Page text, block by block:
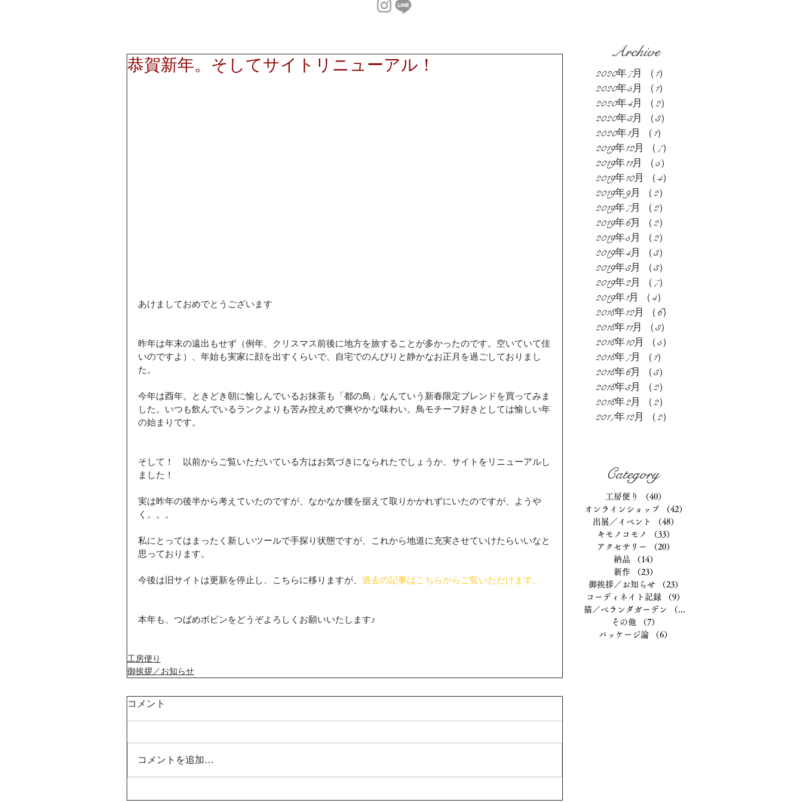
恭賀新年。そしてサイトリニューアル！
あけましておめでとうございます
昨年は年末の遠出もせず（例年、クリスマス前後に地方を旅することが多かったのです。空いていて佳
いのですよ）、年始も実家に顔を出すくらいで、自宅でのんびりと静かなお正月を過ごしておりまし
た。
今年は酉年。ときどき朝に愉しんでいるお抹茶も「都の鳥」なんていう新春限定ブレンドを買ってみま
した。いつも飲んでいるランクよりも苦み控えめで爽やかな味わい。鳥モチーフ好きとしては愉しい年
の始まりです。
そして！　以前からご覧いただいている方はお気づきになられたでしょうか、サイトをリニューアルし
ました！
実は昨年の後半から考えていたのですが、なかなか腰を据えて取りかかれずにいたのですが、ようや
く。。。
私にとってはまったく新しいツールで手探り状態ですが、これから地道に充実させていけたらいいなと
思っております。
今後は旧サイトは更新を停止し、こちらに移りますが、 過去の記事はこちらからご覧いただけます。
本年も、つばめボビンをどうぞよろしくお願いいたします♪
工房便り
御挨拶／お知らせ
コメント
コメントを追加…
工房便り （40）
オンラインショップ
（42）
出展／イベント
（48）
キモノコモノ
（33）
アクセサリー
（20）
納品
（14）
新作
（23）
御挨拶／お知らせ
（23）
コーディネイト記録
（9）
猫／ベランダガーデン
（13）
その他
（7）
パッケージ論
（6）
2020年7月 （1）
2020年5月
（1）
2020年4月
（2）
2020年3月
（3）
2020年1月
（1）
2019年12月
（7）
2019年11月
（5）
2019年10月
（4）
2019年9月
（2）
2019年7月
（2）
2019年6月
（2）
2019年5月
（2）
2019年4月
（3）
2019年3月
（3）
2019年2月
（7）
2019年1月
（4）
2018年12月
（6）
2018年11月
（3）
2018年10月
（5）
2018年7月
（1）
2018年6月
（3）
2018年3月
（2）
2018年2月
（2）
2017年12月
（2）
Archive
Category